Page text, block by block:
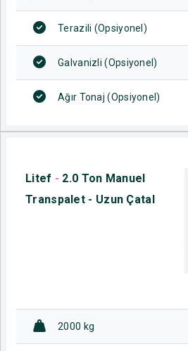
Terazili (Opsiyonel)
Galvanizli (Opsiyonel)
Ağır Tonaj (Opsiyonel)
Litef - 2.0 Ton Manuel
Transpalet - Uzun Çatal
2000 kg